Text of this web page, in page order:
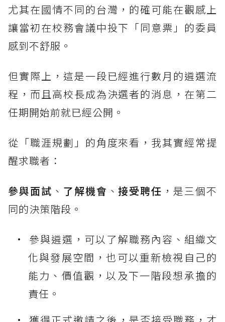
尤其在國情不同的台灣，的確可能在觀感上
讓當初在校務會議中投下「同意票」的委員
感到不舒服。
但實際上，這是一段已經進行數月的遴選流
程，而且高校長成為決選者的消息，在第二
任期開始前就已經公開。
從「職涯規劃」的角度來看，我其實經常提
醒求職者：
參與面試 、 了解機會 、接受聘任 ，是三個不
同的決策階段。
參與遴選，可以了解職務內容、組織文
化與發展空間，也可以重新檢視自己的
能力、價值觀，以及下一階段想承擔的
責任。